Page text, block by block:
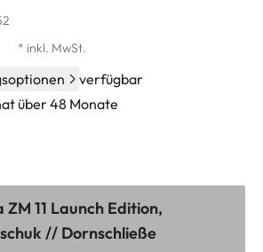
* inkl. MwSt.
verfügbar
über 48 Monate
ZM 11 Launch Edition,
// Dornschließe